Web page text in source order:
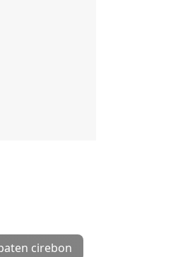
cirebon